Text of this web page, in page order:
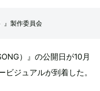
』製作委員会
）』の公開日が10月
ジュアルが到着した。